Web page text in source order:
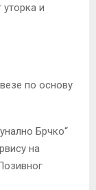
уторка и
по основу
Брчко“
на